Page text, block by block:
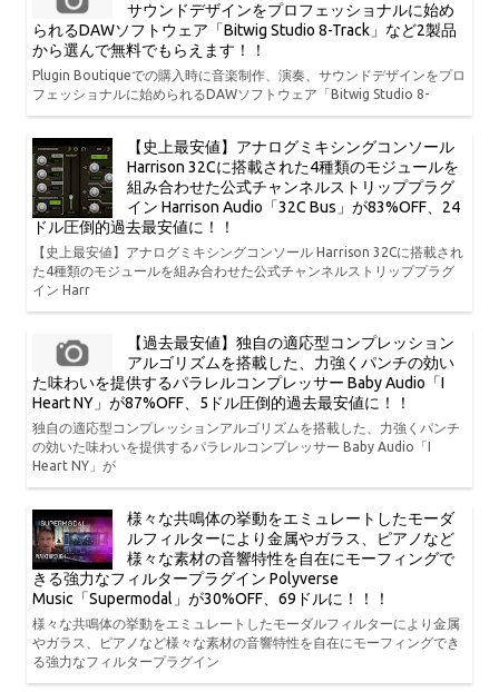
サウンドデザインをプロフェッショナルに始め
られるDAWソフトウェア「Bitwig Studio 8-Track」など2製品
から選んで無料でもらえます！！
Plugin Boutiqueでの購入時に音楽制作、演奏、サウンドデザインをプロ
フェッショナルに始められるDAWソフトウェア「Bitwig Studio 8-
【史上最安値】アナログミキシングコンソール
Harrison 32Cに搭載された4種類のモジュールを
組み合わせた公式チャンネルストリッププラグ
イン Harrison Audio「32C Bus」が83%OFF、24
ドル圧倒的過去最安値に！！
【史上最安値】アナログミキシングコンソール Harrison 32Cに搭載され
た4種類のモジュールを組み合わせた公式チャンネルストリッププラグ
イン Harr
【過去最安値】独自の適応型コンプレッション
アルゴリズムを搭載した、力強くパンチの効い
た味わいを提供するパラレルコンプレッサー Baby Audio「I
Heart NY」が87%OFF、5ドル圧倒的過去最安値に！！
独自の適応型コンプレッションアルゴリズムを搭載した、力強くパンチ
の効いた味わいを提供するパラレルコンプレッサー Baby Audio「I
Heart NY」が
様々な共鳴体の挙動をエミュレートしたモーダ
ルフィルターにより金属やガラス、ピアノなど
様々な素材の音響特性を自在にモーフィングで
きる強力なフィルタープラグイン Polyverse
Music「Supermodal」が30%OFF、69ドルに！！！
様々な共鳴体の挙動をエミュレートしたモーダルフィルターにより金属
やガラス、ピアノなど様々な素材の音響特性を自在にモーフィングでき
る強力なフィルタープラグイン